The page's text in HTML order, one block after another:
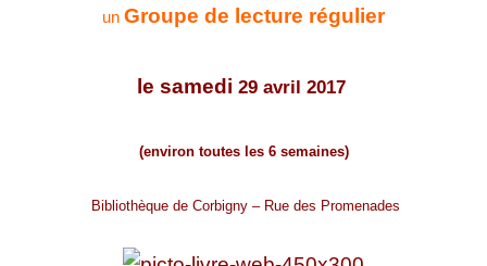
un Groupe de lecture régulier
le samedi 29 avril 2017
(environ toutes les 6 semaines)
Bibliothèque de Corbigny – Rue des Promenades